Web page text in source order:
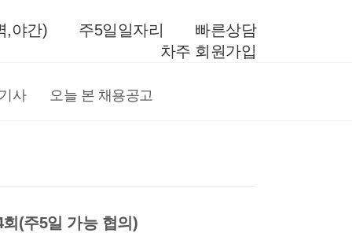
빠른상담
주5일일자리
,야간)
차주 회원가입
사 오늘 본 채용공고
(주5일 가능 협의)